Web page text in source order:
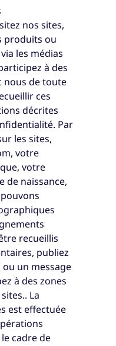
nos sites,
produits ou
les médias
à des
nous de toute
ces
décrites
Par
les sites,
votre
votre
de naissance,
recueillis
publiez
un message
à des zones
La
est effectuée
cadre de